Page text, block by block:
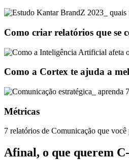
Como criar relatórios que se
Como a Cortex te ajuda a
Métricas
7 relatórios de Comunicação que
Afinal, o que querem